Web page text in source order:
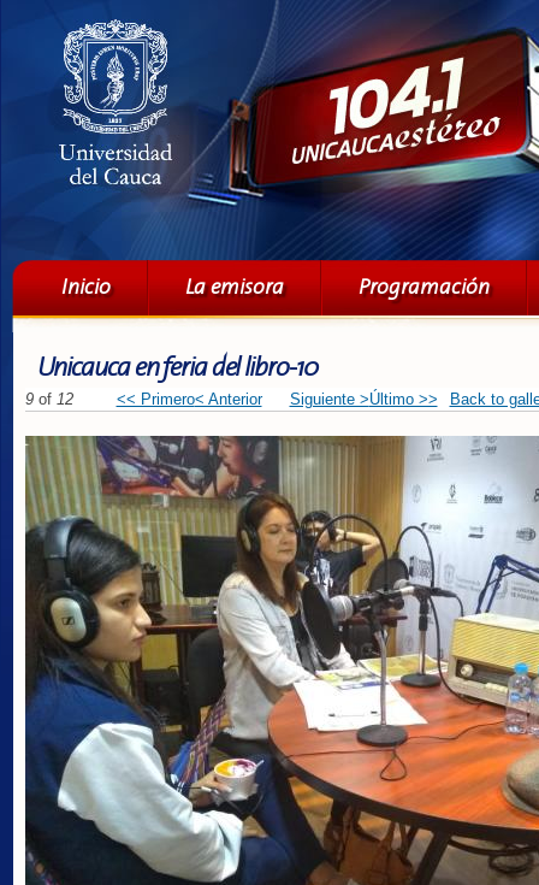
Menú principal
Inicio La emisora Programación
Unicauca en feria del libro-10
9of 12 << Primero< Anterior Siguiente >Último >> Back to
Ferialibro10.jpeg